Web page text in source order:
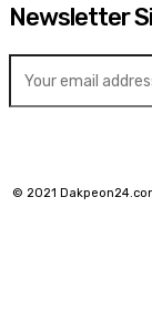
Newsletter
© 2021